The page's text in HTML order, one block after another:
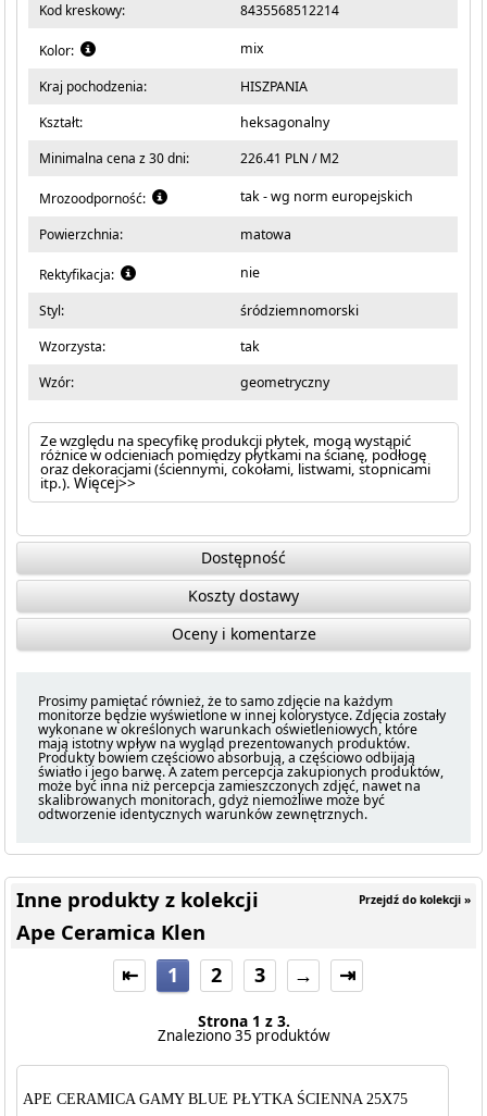
Kod kreskowy:
8435568512214
Kolor: mix
Kraj pochodzenia:
HISZPANIA
Kształt:
heksagonalny
Minimalna cena z 30 dni:
226.41 PLN / M2
Mrozoodporność: tak - wg norm europejskich
Powierzchnia: matowa
Rektyfikacja: nie
Styl:
śródziemnomorski
Wzorzysta:
tak
Wzór:
geometryczny
Ze względu na specyfikę produkcji płytek, mogą wystąpić
różnice w odcieniach pomiędzy płytkami na ścianę, podłogę
oraz dekoracjami (ściennymi, cokołami, listwami, stopnicami
itp.).Więcej>>
Dostępność
Koszty dostawy
Oceny i komentarze
Prosimy pamiętać również, że to samo zdjęcie na każdym
monitorze będzie wyświetlone w innej kolorystyce. Zdjęcia zostały
wykonane w określonych warunkach oświetleniowych, które
mają istotny wpływ na wygląd prezentowanych produktów.
Produkty bowiem częściowo absorbują, a częściowo odbijają
światło i jego barwę. A zatem percepcja zakupionych produktów,
może być inna niż percepcja zamieszczonych zdjęć, nawet na
skalibrowanych monitorach, gdyż niemożliwe może być
odtworzenie identycznych warunków zewnętrznych.
Przejdź do kolekcji »
Inne produkty z kolekcji
Ape Ceramica Klen
⇤ 1 2 3 → ⇥
Strona 1 z 3.
Znaleziono 35 produktów
APE CERAMICA GAMY BLUE PŁYTKA ŚCIENNA 25X75